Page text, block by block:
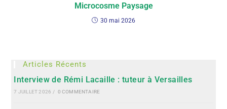
Microcosme Paysage
30 mai 2026
Articles Récents
Interview de Rémi Lacaille : tuteur à Versailles
7 JUILLET 2026 / 0 COMMENTAIRE